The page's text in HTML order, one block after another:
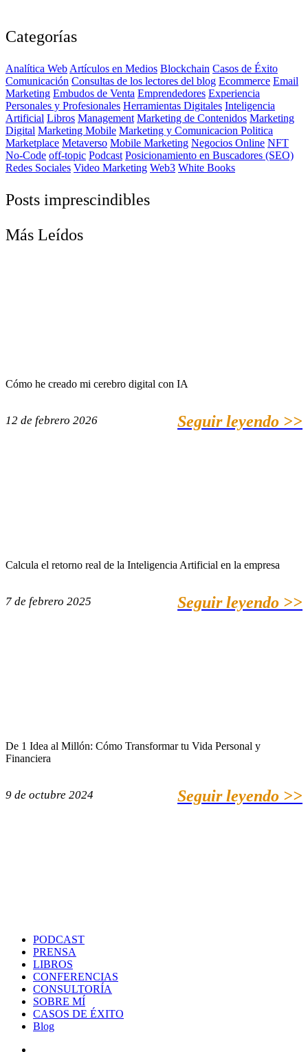
Categorías
Analítica Web Artículos en Medios Blockchain Casos de Éxito
Comunicación Consultas de los lectores del blog Ecommerce Email
Marketing Embudos de Venta Emprendedores Experiencia
Personales y Profesionales Herramientas Digitales Inteligencia
Artificial Libros Management Marketing de Contenidos Marketing
Digital Marketing Mobile Marketing y Comunicacion Politica
Marketplace Metaverso Mobile Marketing Negocios Online NFT
No-Code off-topic Podcast Posicionamiento en Buscadores (SEO)
Redes Sociales Video Marketing Web3 White Books
Posts imprescindibles
Más Leídos
Cómo he creado mi cerebro digital con IA
12 de febrero 2026 Seguir leyendo >>
Calcula el retorno real de la Inteligencia Artificial en la empresa
7 de febrero 2025 Seguir leyendo >>
De 1 Idea al Millón: Cómo Transformar tu Vida Personal y
Financiera
9 de octubre 2024 Seguir leyendo >>
PODCAST
PRENSA
LIBROS
CONFERENCIAS
CONSULTORÍA
SOBRE MÍ
CASOS DE ÉXITO
Blog